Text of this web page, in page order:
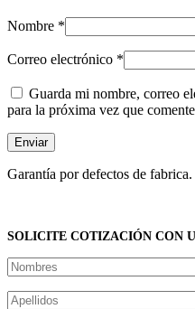
Nombre *
Correo electrónico *
Guarda mi nombre, correo
para la próxima vez que
Garantía por defectos de fabrica.
SOLICITE COTIZACIÓN CON